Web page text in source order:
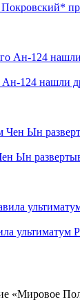
124 нашли
ультиматум
«Мировое